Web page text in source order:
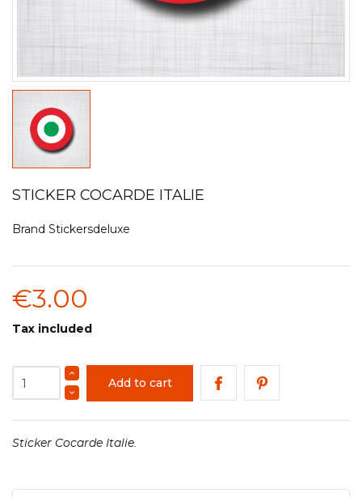
STICKER COCARDE ITALIE
Brand Stickersdeluxe
€3.00
Tax included
Add to cart
Sticker Cocarde Italie.